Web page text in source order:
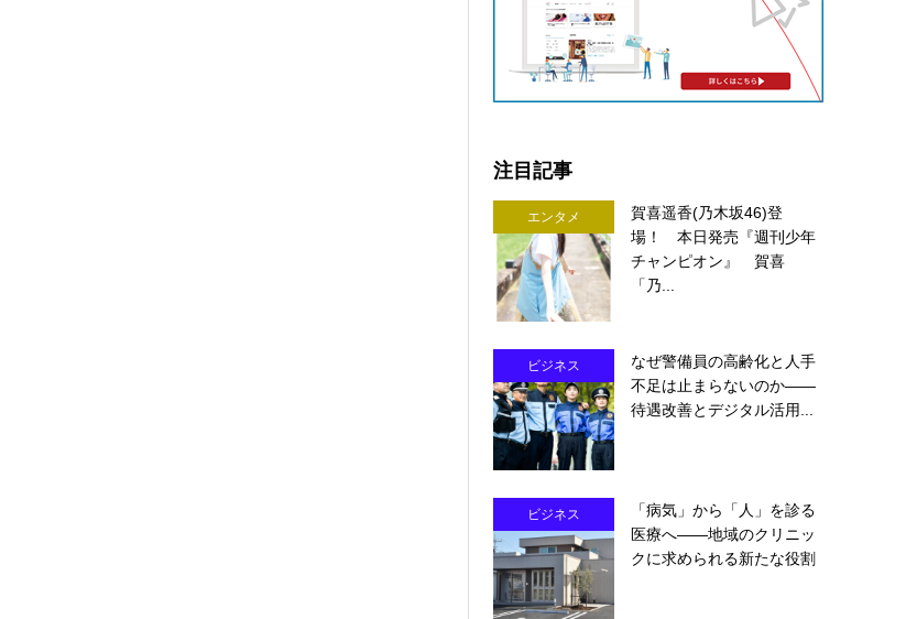
注目記事
エンタメ
賀喜遥香(乃木坂46)登
場！ 本日発売『週刊少年
チャンピオン』 賀喜
「乃...
ビジネス
なぜ警備員の高齢化と人手
不足は止まらないのか――
待遇改善とデジタル活用...
ビジネス
「病気」から「人」を診る
医療へ――地域のクリニッ
クに求められる新たな役割